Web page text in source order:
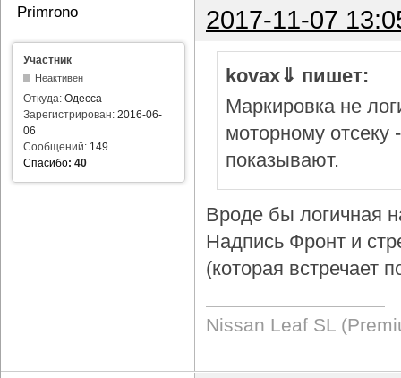
Primrono 2017-11-07
Участник
Неактивен
Откуда: Одесса
Зарегистрирован: 2016-06-
06
Сообщений: 149
Спасибо: 40
kovax⇓ пишет:
Маркировка не
моторному отсеку
показывают.
Вроде бы логичная
Надпись Фронт и
(которая встречает
Nissan Leaf SL